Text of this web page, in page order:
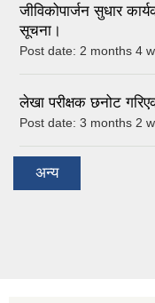
जीविकोपार्जन सुधार
सूचना।
Post date: 2 months 4
लेखा परीक्षक छनोट
Post date: 3 months 2
अन्य